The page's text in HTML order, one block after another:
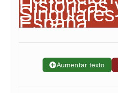
➕Aumentar texto